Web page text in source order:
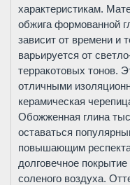
характеристикам.
обжига формованной
зависит от времени и
варьируется от
терракотовых тонов.
отличными
керамическая
Обожженная глина
оставаться
повышающим
долговечное
соленого воздуха.